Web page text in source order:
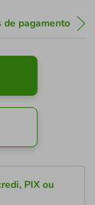
de pagamento
PIX ou